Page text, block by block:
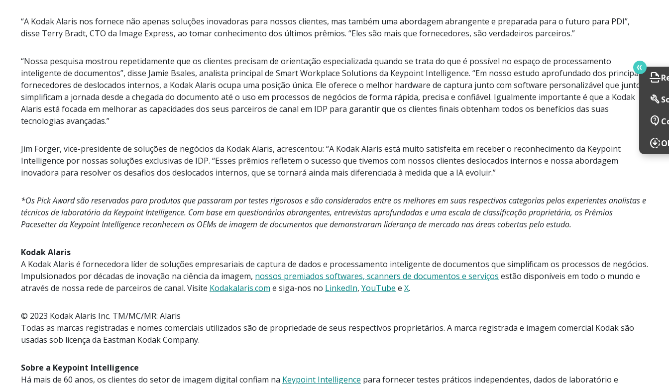
“A Kodak Alaris nos fornece não apenas soluções inovadoras para nossos clientes, mas também uma abordagem abrangente e preparada para o futuro para PDI”,
disse Terry Bradt, CTO da Image Express, ao tomar conhecimento dos últimos prêmios. “Eles são mais que fornecedores, são verdadeiros parceiros.”
“Nossa pesquisa mostrou repetidamente que os clientes precisam de orientação especializada quando se trata do que é possível no espaço de processamento
inteligente de documentos”, disse Jamie Bsales, analista principal de Smart Workplace Solutions da Keypoint Intelligence. “Em nosso estudo aprofundado dos principais
fornecedores de deslocados internos, a Kodak Alaris ocupa uma posição única. Ele oferece o melhor hardware de captura junto com software personalizável que juntos
simplificam a jornada desde a chegada do documento até o uso em processos de negócios de forma rápida, precisa e confiável. Igualmente importante é que a Kodak
Alaris está focada em melhorar as capacidades dos seus parceiros de canal em IDP para garantir que os clientes finais obtenham todos os benefícios das suas
tecnologias avançadas.”
Jim Forger, vice-presidente de soluções de negócios da Kodak Alaris, acrescentou: “A Kodak Alaris está muito satisfeita em receber o reconhecimento da Keypoint
Intelligence por nossas soluções exclusivas de IDP. “Esses prêmios refletem o sucesso que tivemos com nossos clientes deslocados internos e nossa abordagem
inovadora para resolver os desafios dos deslocados internos, que se tornará ainda mais diferenciada à medida que a IA evoluir.”
*Os Pick Award são reservados para produtos que passaram por testes rigorosos e são considerados entre os melhores em suas respectivas categorias pelos experientes analistas e
técnicos de laboratório da Keypoint Intelligence. Com base em questionários abrangentes, entrevistas aprofundadas e uma escala de classificação proprietária, os Prêmios
Pacesetter da Keypoint Intelligence reconhecem os OEMs de imagem de documentos que demonstraram liderança de mercado nas áreas cobertas pelo estudo.
Kodak Alaris
A Kodak Alaris é fornecedora líder de soluções empresariais de captura de dados e processamento inteligente de documentos que simplificam os processos de negócios.
Impulsionados por décadas de inovação na ciência da imagem, nossos premiados softwares, scanners de documentos e serviços estão disponíveis em todo o mundo e
através de nossa rede de parceiros de canal. Visite Kodakalaris.com e siga-nos no LinkedIn, YouTube e X.
© 2023 Kodak Alaris Inc. TM/MC/MR: Alaris
Todas as marcas registradas e nomes comerciais utilizados são de propriedade de seus respectivos proprietários. A marca registrada e imagem comercial Kodak são
usadas sob licença da Eastman Kodak Company.
Sobre a Keypoint Intelligence
Há mais de 60 anos, os clientes do setor de imagem digital confiam na Keypoint Intelligence para fornecer testes práticos independentes, dados de laboratório e
scan
build
contact_support
downloading